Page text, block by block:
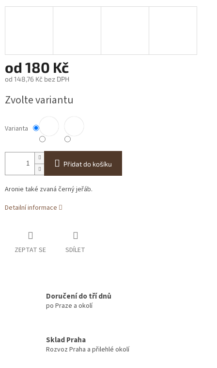
od 180 Kč
od 148,76 Kč bez DPH
cena:
Zvolte variantu
Varianta
Přidat do košíku
Aronie také zvaná černý jeřáb.
Detailní informace
ZEPTAT SE SDÍLET
Doručení do tří dnů
po Praze a okolí
Sklad Praha
Rozvoz Praha a přilehlé okolí